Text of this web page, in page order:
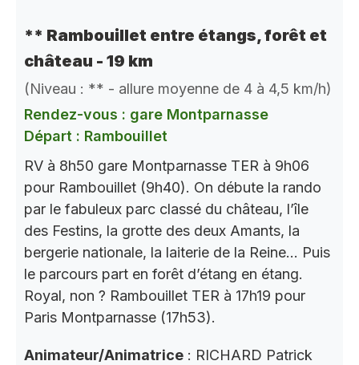
** Rambouillet entre étangs, forêt et
château - 19 km
(Niveau : ** - allure moyenne de 4 à 4,5 km/h)
Rendez-vous : gare Montparnasse
Départ : Rambouillet
RV à 8h50 gare Montparnasse TER à 9h06
pour Rambouillet (9h40). On débute la rando
par le fabuleux parc classé du château, l’île
des Festins, la grotte des deux Amants, la
bergerie nationale, la laiterie de la Reine… Puis
le parcours part en forêt d’étang en étang.
Royal, non ? Rambouillet TER à 17h19 pour
Paris Montparnasse (17h53).
Animateur/Animatrice : RICHARD Patrick